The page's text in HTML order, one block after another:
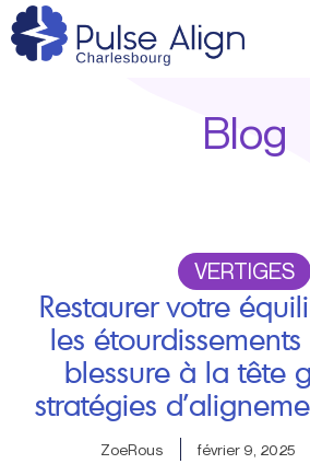
Aller
au
Blog
VERTIGES
Restaurer votre
les
blessure à la tête
stratégies
ZoeRous février 9, 2025